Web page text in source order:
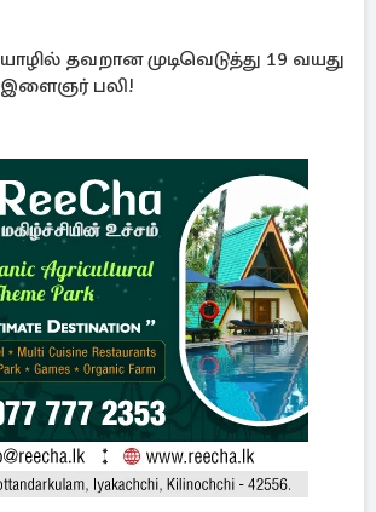
யாழில் தவறான முடிவெடுத்து 19 வயது
இளைஞர் பலி!